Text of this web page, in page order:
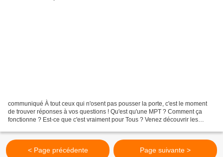
communiqué À tout ceux qui n'osent pas pousser la porte, c'est le moment
de trouver réponses à vos questions ! Qu'est qu'une MPT ? Comment ça
fonctionne ? Est-ce que c'est vraiment pour Tous ? Venez découvrir les
< Page précédente Page suivante >